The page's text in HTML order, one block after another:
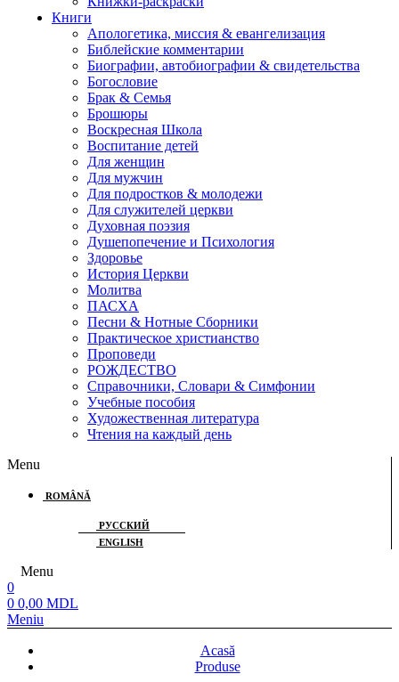
Книги
Апологетика, миссия & евангелизация
Библейские комментарии
Биографии, автобиографии & свидетельства
Богословие
Брак & Семья
Брошюры
Воскресная Школа
Воспитание детей
Для женщин
Для мужчин
Для подростков & молодежи
Для служителей церкви
Духовная поэзия
Душепопечение и Психология
Здоровье
История Церкви
Молитва
ПАСХА
Песни & Нотные Сборники
Практическое христианство
Проповеди
РОЖДЕСТВО
Справочники, Словари & Симфонии
Учебные пособия
Художественная литература
Чтения на каждый день
Menu
ROMÂNĂ
РУССКИЙ
ENGLISH
Menu
0
0 0,00 MDL
Meniu
Acasă
Produse